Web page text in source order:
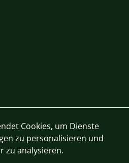
Cookies, um Dienste
zu personalisieren und
zu analysieren.